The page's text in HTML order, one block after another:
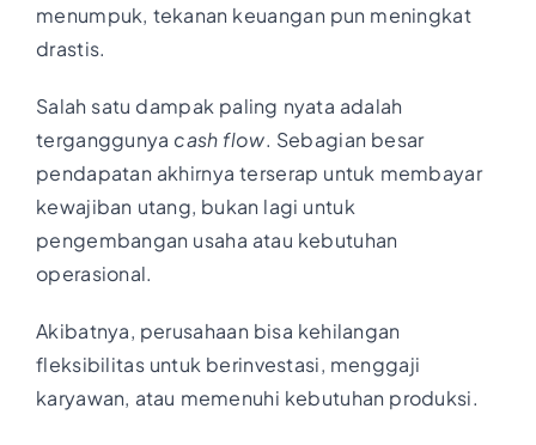
menumpuk, tekanan keuangan pun meningkat
drastis.
Salah satu dampak paling nyata adalah
terganggunya cash flow. Sebagian besar
pendapatan akhirnya terserap untuk membayar
kewajiban utang, bukan lagi untuk
pengembangan usaha atau kebutuhan
operasional.
Akibatnya, perusahaan bisa kehilangan
fleksibilitas untuk berinvestasi, menggaji
karyawan, atau memenuhi kebutuhan produksi.